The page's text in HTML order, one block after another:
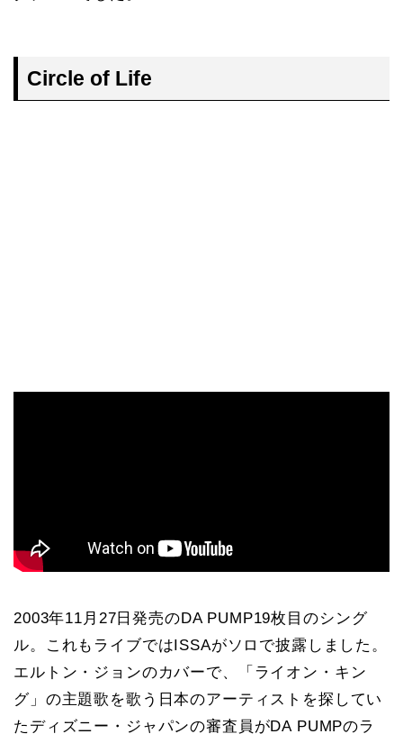
Circle of Life
2003年11月27日発売のDA PUMP19枚目のシング
ル。これもライブではISSAがソロで披露しました。
エルトン・ジョンのカバーで、「ライオン・キン
グ」の主題歌を歌う日本のアーティストを探してい
たディズニー・ジャパンの審査員がDA PUMPのラ